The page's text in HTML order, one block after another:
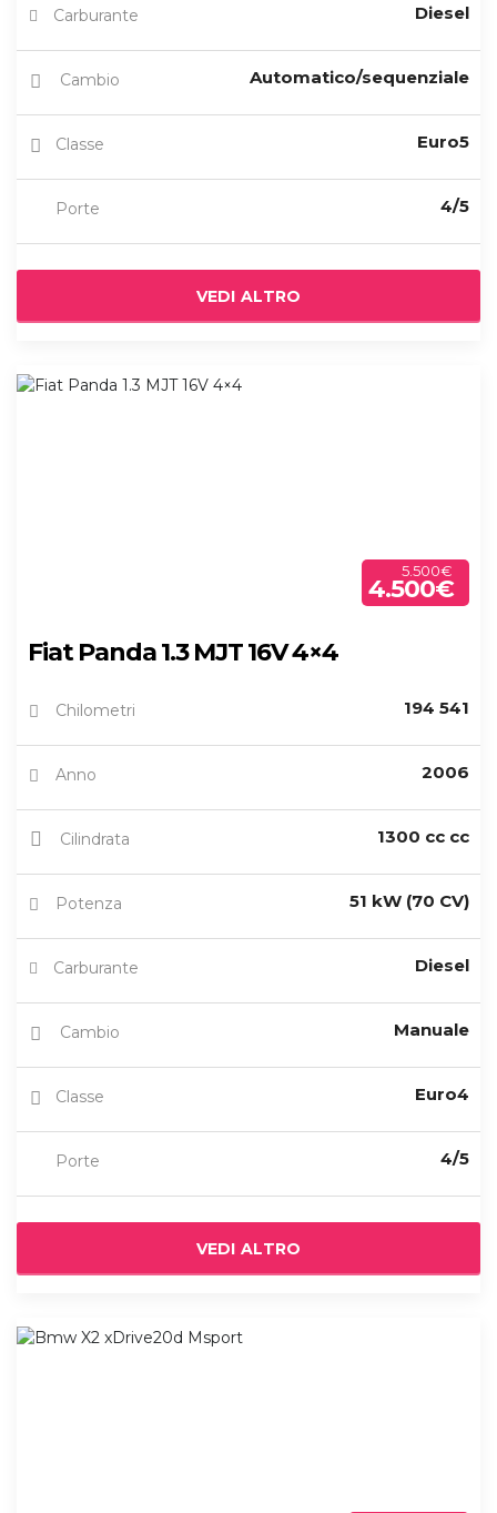
Carburante Diesel
Cambio Automatico/sequenziale
Classe Euro5
Porte 4/5
VEDI ALTRO
5.500€
4.500€
Fiat Panda 1.3 MJT 16V 4×4
Chilometri 194 541
Anno 2006
Cilindrata 1300 cc cc
Potenza 51 kW (70 CV)
Carburante Diesel
Cambio Manuale
Classe Euro4
Porte 4/5
VEDI ALTRO